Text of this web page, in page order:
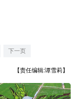
江西
湖南
下一页
【责任编辑:谭雪莉】